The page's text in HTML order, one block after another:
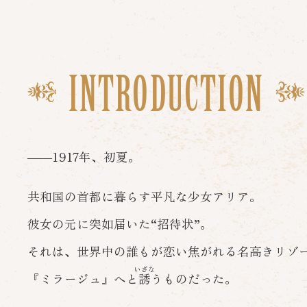
INTRODUCTION
――1917年、初夏。
共和国の首都に暮らす平凡な少女アリア。
彼女の元に突如届いた“招待状”。
それは、世界中の誰もが恋い焦がれる名高きリゾ
『ミラージュ』へと 誘 うものだった。